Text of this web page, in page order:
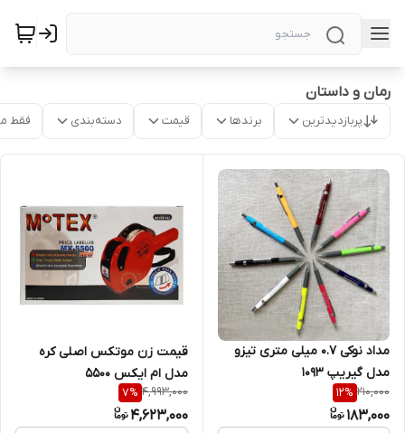
رمان و داستان
پربازدیدترین برندها قیمت دسته‌بندی فقط
مداد نوکی 0.7 میلی متری تیزو
مدل گیریپ 1093
210,000
12%
183,000
قیمت زن موتکس اصلی کره
مدل ام ایکس ۵۵۰۰
4,993,000
7%
4,623,000